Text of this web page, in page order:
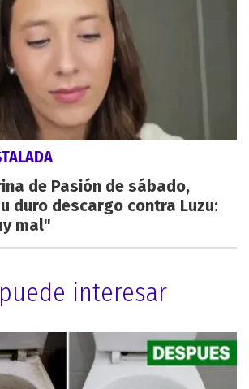
de Pasión de sábado,
duro descargo contra Luzu:
mal"
interesar